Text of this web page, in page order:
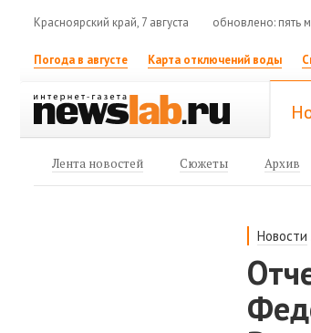
Красноярский край, 7 августа обновлено: пять
Погода в августе Карта отключений воды
Лента новостей Сюжеты Архив
Новости